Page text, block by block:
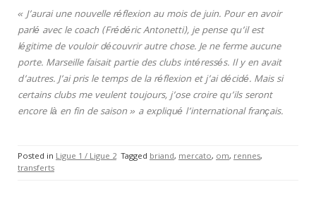
« J’aurai une nouvelle réflexion au mois de juin. Pour en avoir
parlé avec le coach (Frédéric Antonetti), je pense qu’il est
légitime de vouloir découvrir autre chose. Je ne ferme aucune
porte. Marseille faisait partie des clubs intéressés. Il y en avait
d’autres. J’ai pris le temps de la réflexion et j’ai décidé. Mais si
certains clubs me veulent toujours, j’ose croire qu’ils seront
encore là en fin de saison » a expliqué l’international français.
Posted in Ligue 1 / Ligue 2 Tagged briand, mercato, om, rennes,
transferts